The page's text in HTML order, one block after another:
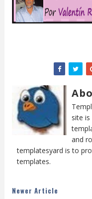
site
and
templatesyard is to
templates.
Newer Article